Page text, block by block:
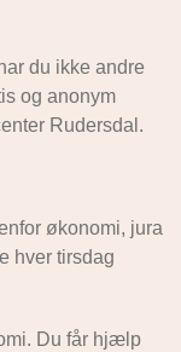
du ikke andre
og anonym
Rudersdal.
økonomi, jura
hver tirsdag
Du får hjælp